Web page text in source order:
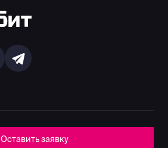
Оставить заявку